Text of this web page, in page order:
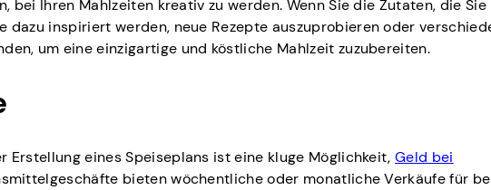
bei Ihren Mahlzeiten kreativ zu werden. Wenn Sie die Zutaten, die Sie
dazu inspiriert werden, neue Rezepte auszuprobieren oder
um eine einzigartige und köstliche Mahlzeit zuzubereiten.
Erstellung eines Speiseplans ist eine kluge Möglichkeit,Geld bei
bieten wöchentliche oder monatliche Verkäufe für